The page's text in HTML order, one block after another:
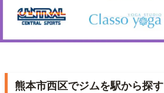
熊本市西区でジムを駅から探す